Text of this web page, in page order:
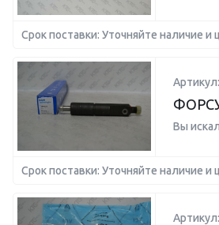
Срок поставки: Уточняйте наличие и
Вы
Срок поставки: Уточняйте наличие и